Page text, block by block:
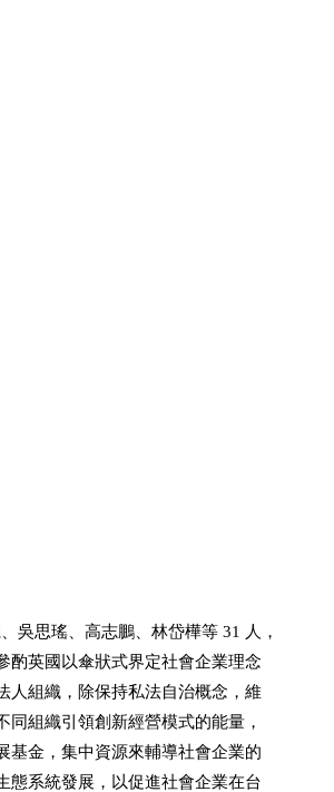
吳思瑤、高志鵬、林岱樺等 31 人，
參酌英國以傘狀式界定社會企業理念
法人組織，除保持私法自治概念，維
同組織引領創新經營模式的能量，
展基金，集中資源來輔導社會企業的
生態系統發展，以促進社會企業在台